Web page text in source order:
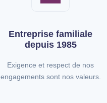
Entreprise familiale
depuis 1985
Exigence et respect de nos
engagements sont nos valeurs.